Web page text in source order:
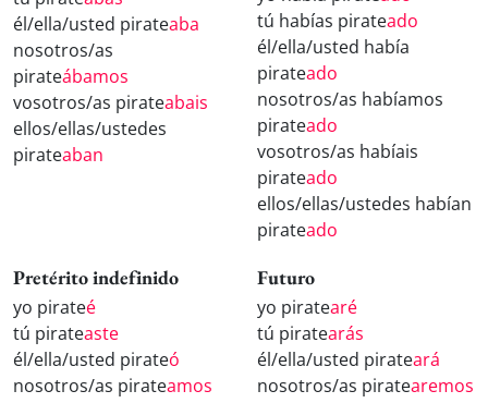
él/ella/usted pirateaba
nosotros/as
pirateábamos
vosotros/as pirateabais
ellos/ellas/ustedes
pirateaban
tú habías pirateado
él/ella/usted había
pirateado
nosotros/as habíamos
pirateado
vosotros/as habíais
pirateado
ellos/ellas/ustedes habían
pirateado
Pretérito indefinido
yo pirateé
tú pirateaste
él/ella/usted pirateó
nosotros/as pirateamos
Futuro
yo piratearé
tú piratearás
él/ella/usted pirateará
nosotros/as piratearemos